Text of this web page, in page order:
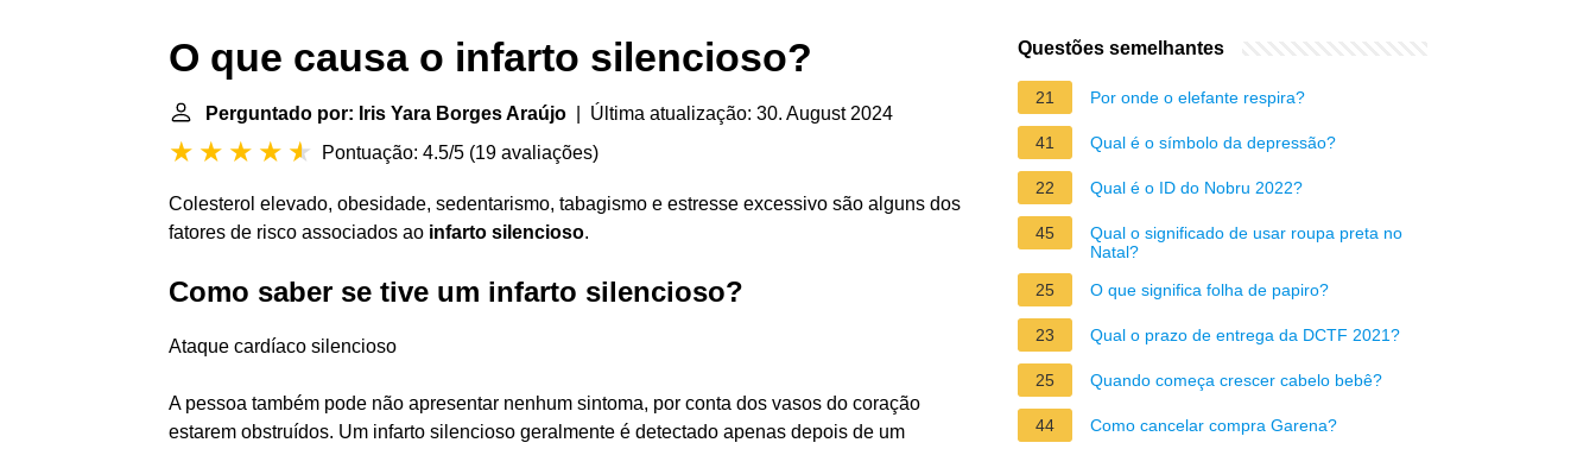
O que causa o infarto silencioso?
Perguntado por: Iris Yara Borges Araújo | Última atualização: 30. August 2024
Pontuação: 4.5/5 (19 avaliações)
Colesterol elevado, obesidade, sedentarismo, tabagismo e estresse excessivo são alguns dos
fatores de risco associados ao infarto silencioso.
Como saber se tive um infarto silencioso?
Ataque cardíaco silencioso
A pessoa também pode não apresentar nenhum sintoma, por conta dos vasos do coração
estarem obstruídos. Um infarto silencioso geralmente é detectado apenas depois de um
Questões semelhantes
21 Por onde o elefante respira?
41 Qual é o símbolo da depressão?
22 Qual é o ID do Nobru 2022?
45
Qual o significado de usar roupa preta no
Natal?
25
O que significa folha de papiro?
23 Qual o prazo de entrega da DCTF 2021?
25 Quando começa crescer cabelo bebê?
44 Como cancelar compra Garena?